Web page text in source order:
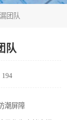
团队
队
潮屏障